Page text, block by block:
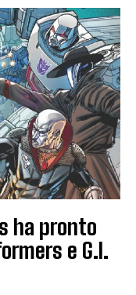
ha pronto
e G.I.